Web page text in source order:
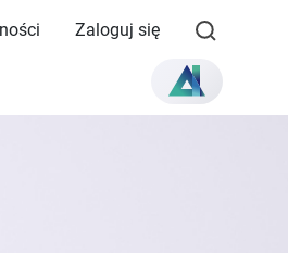
Zaloguj się